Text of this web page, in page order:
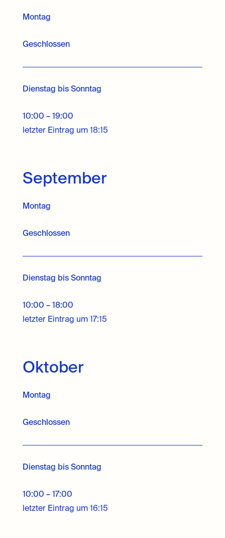
Montag
Geschlossen
Dienstag bis Sonntag
10:00 – 19:00
letzter Eintrag um 18:15
September
Montag
Geschlossen
Dienstag bis Sonntag
10:00 – 18:00
letzter Eintrag um 17:15
Oktober
Montag
Geschlossen
Dienstag bis Sonntag
10:00 – 17:00
letzter Eintrag um 16:15